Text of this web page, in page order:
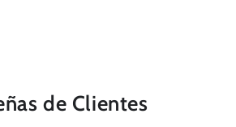
de Clientes